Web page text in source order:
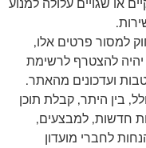
או שגויים עלולה למנוע
למסור פרטים אלו,
להצטרף לרשימת
ועדכונים מהאתר.
בין היתר, קבלת תוכן
חדשות, למבצעים,
לחברי מועדון